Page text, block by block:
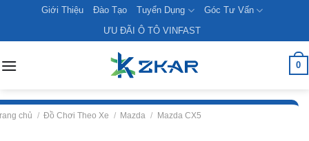
content
Giới Thiệu Đào Tạo Tuyển Dụng
Góc Tư Vấn
ƯU ĐÃI Ô TÔ VINFAST
0
chủ / Đồ Chơi Theo Xe / Mazda / Mazda CX5